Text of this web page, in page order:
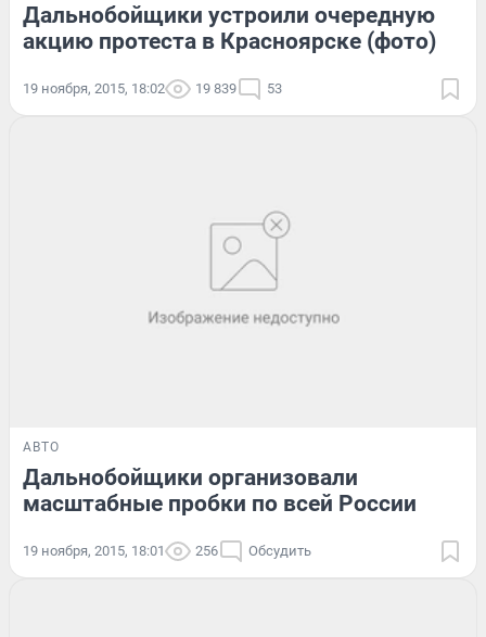
Дальнобойщики устроили очередную
акцию протеста в Красноярске (фото)
19 ноября, 2015, 18:02 19 839 53
АВТО
Дальнобойщики организовали
масштабные пробки по всей России
19 ноября, 2015, 18:01 256 Обсудить